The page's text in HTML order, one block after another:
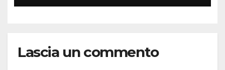
Lascia un commento